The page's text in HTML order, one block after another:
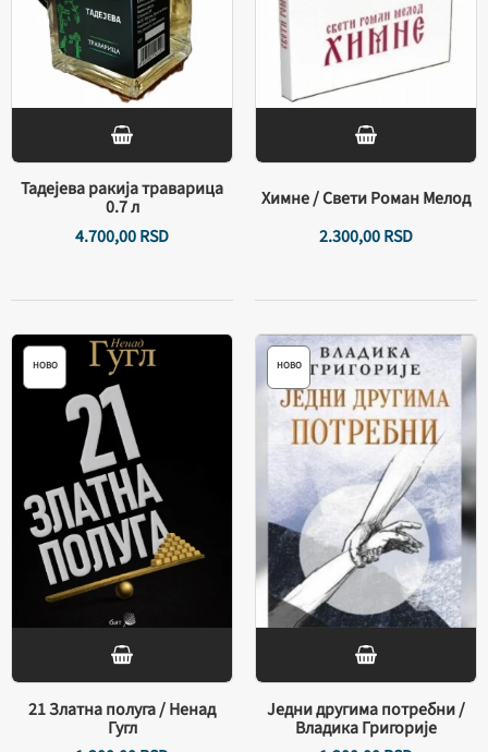
Тадејева ракија траварица
0.7 л
4.700,00RSD
Химне / Свети Роман Мелод
2.300,00RSD
НОВО
21 Златна полуга / Ненад
Гугл
НОВО
Једни другима потребни /
Владика Григорије